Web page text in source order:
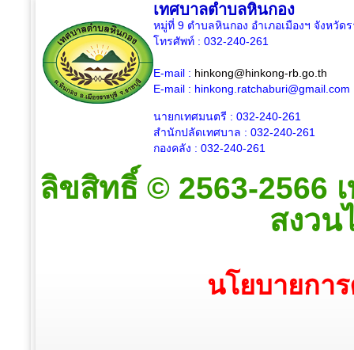
เทศบาลตำบลหินกอง
หมู่ที่ 9 ตำบลหินกอง อำเภอเมืองฯ จังหวัด
โทรศัพท์ : 032-240-261
E-mail : hinkong@hinkong-rb.go.th
E-mail : hinkong.ratchaburi@gmail.com
นายกเทศมนตรี : 032-240-261
สำนักปลัดเทศบาล : 032-240-261
กองคลัง : 032-240-261
ลิขสิทธิ์ © 2563-2566
สงวน
นโยบายกา